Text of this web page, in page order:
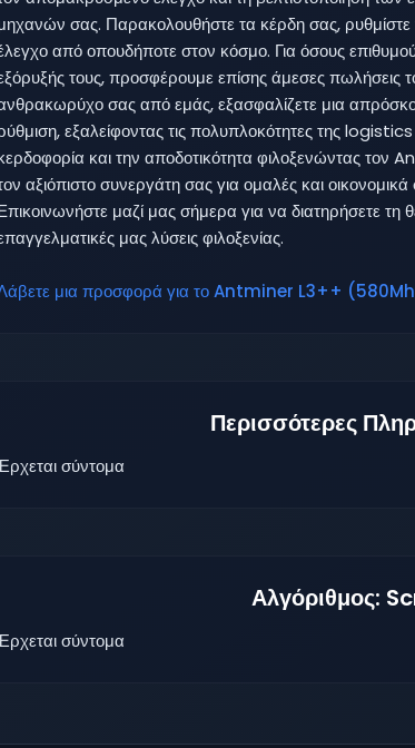
σας. Παρακολουθήστε τα κέρδη σας, ρυθμίστε
από οπουδήποτε στον κόσμο. Για όσους
τους, προσφέρουμε επίσης άμεσες
σας από εμάς, εξασφαλίζετε μια
εξαλείφοντας τις πολυπλοκότητες της
και την αποδοτικότητα φιλοξενώντας
αξιόπιστο συνεργάτη σας για ομαλές και
μαζί μας σήμερα για να διατηρήσετε τη
μας λύσεις φιλοξενίας.
μια προσφορά για το Antminer L3++
Περισσότερες
σύντομα
Αλγόριθμος:
σύντομα